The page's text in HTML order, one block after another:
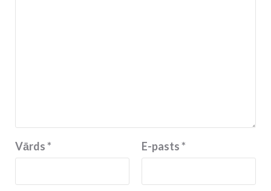
Vārds* E-pasts*